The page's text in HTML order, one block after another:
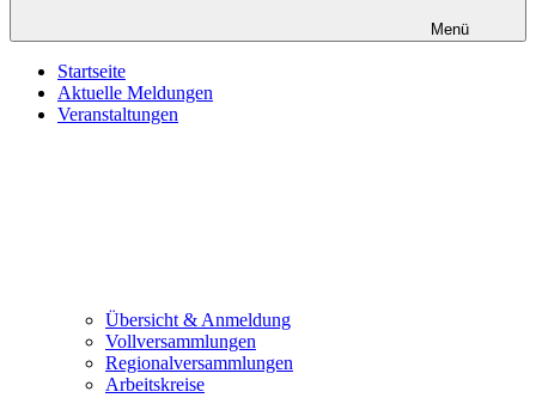
Menü
Startseite
Aktuelle Meldungen
Veranstaltungen
Übersicht & Anmeldung
Vollversammlungen
Regionalversammlungen
Arbeitskreise